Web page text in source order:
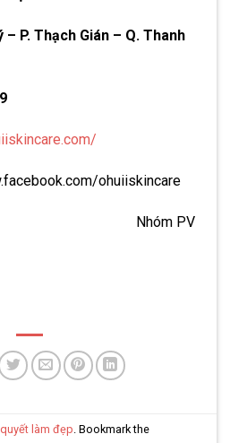
P. Thạch Gián – Q. Thanh
ohuiiskincare
Nhóm PV
làm đẹp . Bookmark the